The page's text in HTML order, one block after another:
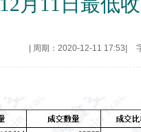
周期：2020-12-11 17:53